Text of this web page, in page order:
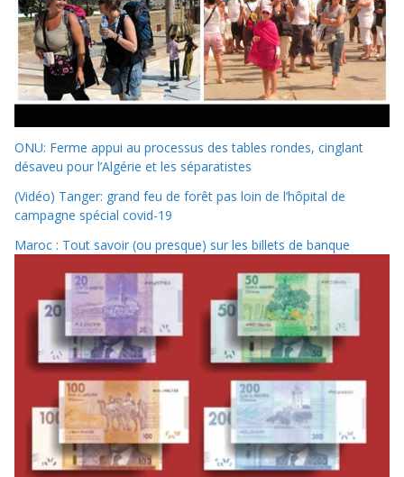
ONU: Ferme appui au processus des tables rondes, cinglant
désaveu pour l’Algérie et les séparatistes
(Vidéo) Tanger: grand feu de forêt pas loin de l’hôpital de
campagne spécial covid-19
Maroc : Tout savoir (ou presque) sur les billets de banque